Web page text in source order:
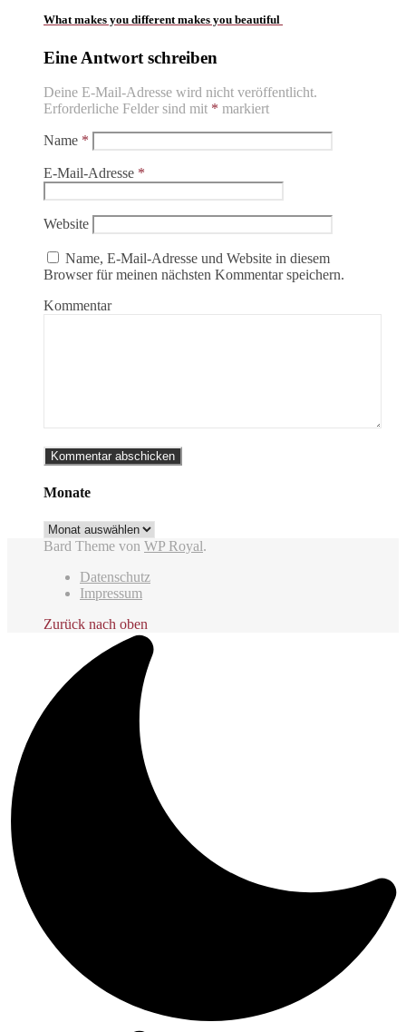
What makes you different makes you beautiful
Eine Antwort schreiben
Deine E-Mail-Adresse wird nicht veröffentlicht.
Erforderliche Felder sind mit * markiert
Name *
E-Mail-Adresse *
Website
Name, E-Mail-Adresse und Website in diesem
Browser für meinen nächsten Kommentar speichern.
Kommentar
Monate
Monate
Bard Theme von WP Royal.
Datenschutz
Impressum
Zurück nach oben